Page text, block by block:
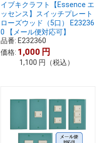
イブキクラフト【Essence エ
ッセンス】スイッチプレート
ローズウッド（5口） E23236
0 【メール便対応可】
品番: E232360
価格: 1,000 円
1,100 円 （税込）